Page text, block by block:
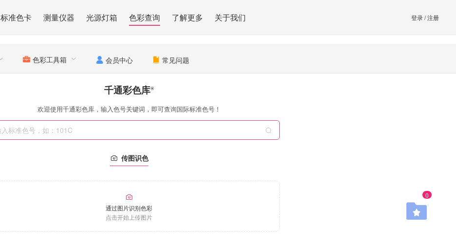
标准色卡 测量仪器 光源灯箱 色彩查询 了解更多 关于我们 登录/注册
色彩工具箱 会员中心 常见问题
0
千通彩色库®
欢迎使用千通彩色库，输入色号关键词，即可查询国际标准色号！
传图识色
通过图片识别色彩
点击开始上传图片